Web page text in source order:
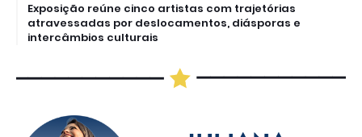
Exposição reúne cinco artistas com trajetórias
atravessadas por deslocamentos, diásporas e
intercâmbios culturais